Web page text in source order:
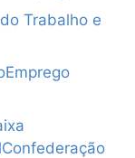
Trabalho e